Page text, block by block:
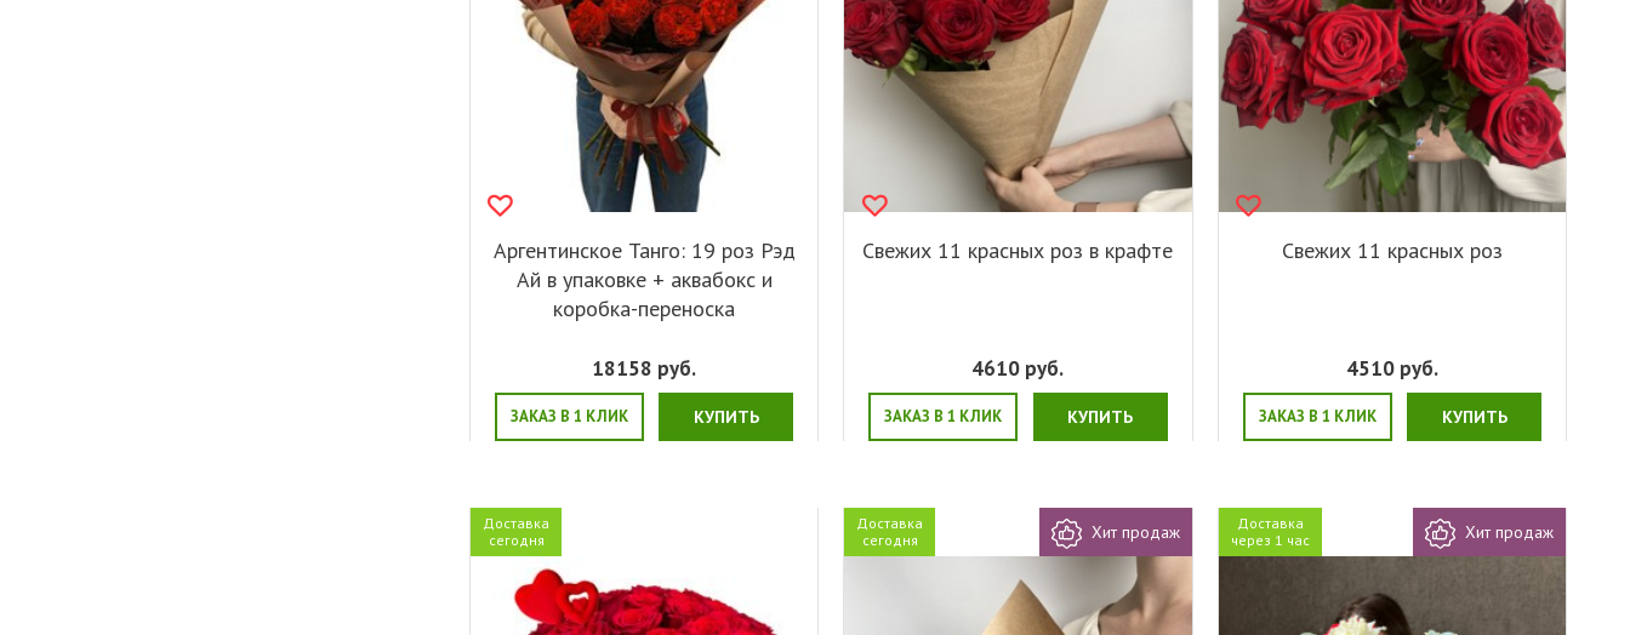
Аргентинское Танго: 19 роз Рэд
Ай в упаковке + аквабокс и
коробка-переноска
18158 руб.
ЗАКАЗ В 1 КЛИК КУПИТЬ
Свежих 11 красных роз в крафте
4610 руб.
ЗАКАЗ В 1 КЛИК КУПИТЬ
Свежих 11 красных роз
4510руб.
ЗАКАЗ В 1 КЛИК КУПИТЬ
Доставка
сегодня
Доставка
сегодня
Хит продаж
Доставка
через 1 час
Хит продаж